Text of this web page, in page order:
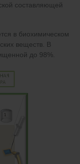
составляющей
в биохимическом
веществ. В
до 98%.